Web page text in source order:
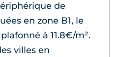
de
en zone B1, le
à 11.8€/m².
villes en